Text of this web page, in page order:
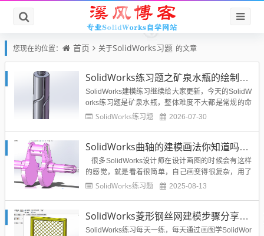
您现在的位置： 首页 关于SolidWorks习题 的文章
SolidWorks练习题之矿泉水瓶的绘制，难度不大主要是顶部螺纹的处理
SolidWorks建模练习继续给大家更新，今天的SolidW
orks练习题是矿泉水瓶，整体难度不大都是常规的命
令，拓展了投影曲线命令，比较的简单，希望大家可
orks矿泉水瓶效果图...
SolidWorks练习题 2026-07-30
SolidWorks曲轴的建模画法你知道吗？实战练习教程分享
很多SolidWorks设计师在设计画图的时候会有这样
的感觉，就是看着很简单，自己画变得很复杂，用了
很多的命令特征，而同事朋友等等却用了几个简单的
了，在遇到新图的时候就会胸有成竹，所...
SolidWorks练习题 2025-08-13
SolidWorks菱形钢丝网建模步骤分享附菱形网模型
SolidWorks练习每天一练，每天通过画图学SolidWor